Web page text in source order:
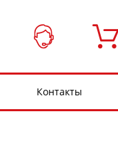
Контакты